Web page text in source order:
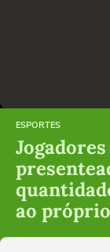
ESPORTES
ao